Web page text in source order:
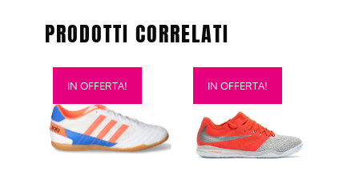
PRODOTTI CORRELATI
IN OFFERTA!
Questo
prodotto
ha
più
varianti.
IN OFFERTA!
Questo
prodotto
più
varianti.